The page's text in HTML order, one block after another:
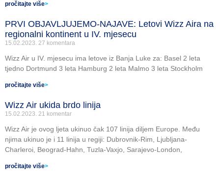
pročitajte više>
PRVI OBJAVLJUJEMO-NAJAVE: Letovi Wizz Aira na
regionalni kontinent u IV. mjesecu
15.02.2023. 27 komentara
Wizz Air u IV. mjesecu ima letove iz Banja Luke za: Basel 2 leta
tjedno Dortmund 3 leta Hamburg 2 leta Malmo 3 leta Stockholm
pročitajte više>
Wizz Air ukida brdo linija
15.02.2023. 21 komentar
Wizz Air je ovog ljeta ukinuo čak 107 linija diljem Europe. Među
njima ukinuo je i 11 linija u regiji: Dubrovnik-Rim, Ljubljana-
Charleroi, Beograd-Hahn, Tuzla-Vaxjo, Sarajevo-London,
pročitajte više>